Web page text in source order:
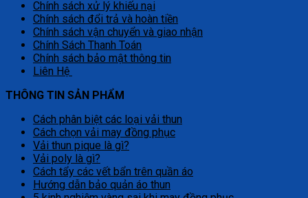
Chính sách xử lý khiếu nại
Chính sách đổi trả và hoàn tiền
Chính sách vận chuyển và giao nhận
Chính Sách Thanh Toán
Chính sách bảo mật thông tin
Liên Hệ
THÔNG TIN SẢN PHẨM
Cách phân biệt các loại vải thun
Cách chọn vải may đồng phục
Vải thun pique là gì?
Vải poly là gì?
Cách tẩy các vết bẩn trên quần áo
Hướng dẫn bảo quản áo thun